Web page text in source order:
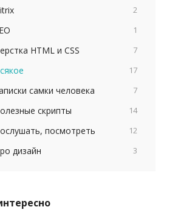
2
1
HTML и CSS 7
17
самки человека 7
скрипты 14
посмотреть 12
дизайн 3